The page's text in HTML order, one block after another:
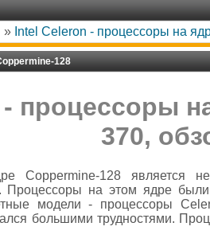
» Intel Celeron - процессоры на
128
процессоры
370,
Coppermine-128 является
Процессоры на этом ядре
модели - процессоры
большими трудностями.